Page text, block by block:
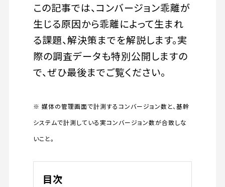
この記事では、コンバージョン乖離が
生じる原因から乖離によって生まれ
る課題、解決策までを解説します。実
際の調査データも特別公開しますの
で、ぜひ最後までご覧ください。
※ 媒体の管理画面で計測するコンバージョン数と、基幹
システムで計測している実コンバージョン数が合致しな
いこと。
目次